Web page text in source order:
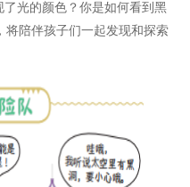
了光的颜色？你是如何看到黑
陪伴孩子们一起发现和探索